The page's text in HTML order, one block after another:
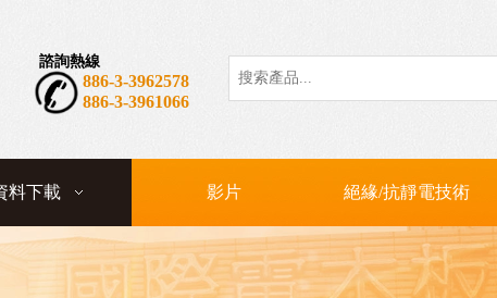
諮詢熱線
886-3-3962578
886-3-3961066
熱門關鍵詞：
料下載 影片 絕緣/抗靜電技術